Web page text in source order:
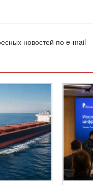
новостей по e-mail